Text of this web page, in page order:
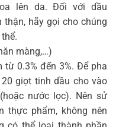
lên da. Đối với dầu
thận, hãy gọi cho chúng
màng,…)
0.3% đến 3%. Để pha
giọt tinh dầu cho vào
nước lọc). Nên sử
thực phẩm, không nên